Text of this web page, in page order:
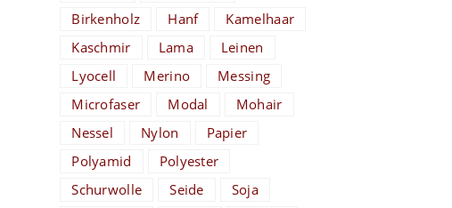
Birkenholz
Hanf
Kamelhaar
Kaschmir
Lama
Leinen
Lyocell
Merino
Messing
Microfaser
Modal
Mohair
Nessel
Nylon
Papier
Polyamid
Polyester
Schurwolle
Seide
Soja